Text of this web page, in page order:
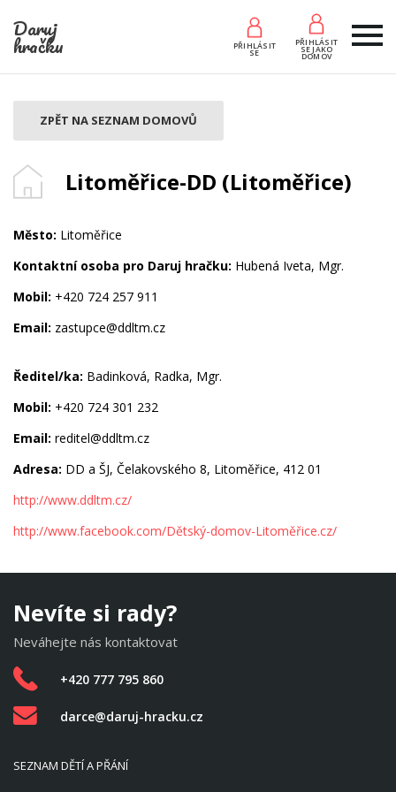
Daruj
hračku PŘIHLÁSIT
SE
PŘIHLÁSIT
SE JAKO
DOMOV
Litoměřice-DD (Litoměřice)
ZPĚT NA SEZNAM DOMOVŮ
Město: Litoměřice
Kontaktní osoba pro Daruj hračku: Hubená Iveta, Mgr.
Mobil: +420 724 257 911
Email: zastupce@ddltm.cz
Ředitel/ka: Badinková, Radka, Mgr.
Mobil: +420 724 301 232
Email: reditel@ddltm.cz
Adresa: DD a ŠJ, Čelakovského 8, Litoměřice, 412 01
http://www.ddltm.cz/
http://www.facebook.com/Dětský-domov-Litoměřice.cz/
Nevíte si rady?
Neváhejte nás kontaktovat
+420 777 795 860
darce@daruj-hracku.cz
SEZNAM DĚTÍ A PŘÁNÍ